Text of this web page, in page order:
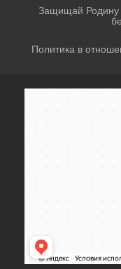
Защищай Родину
Политика в